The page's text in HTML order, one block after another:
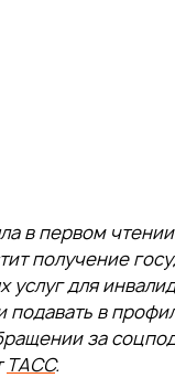
в первом
получение
услуг для
подавать в
за
ТАСС.